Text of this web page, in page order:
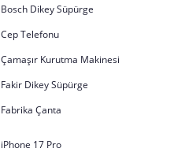
Bosch Dikey Süpürge
Cep Telefonu
Çamaşır Kurutma Makinesi
Fakir Dikey Süpürge
Fabrika Çanta
iPhone 17 Pro